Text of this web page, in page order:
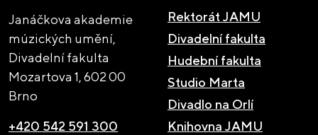
Janáčkova akademie
múzických umění,
Divadelní fakulta
Mozartova 1,602 00
Brno
+420 542 591 300
Rektorát JAMU
Divadelní fakulta
Hudební fakulta
Studio Marta
Divadlo na Orlí
Knihovna JAMU